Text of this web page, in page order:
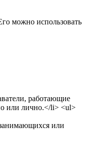
можно использовать